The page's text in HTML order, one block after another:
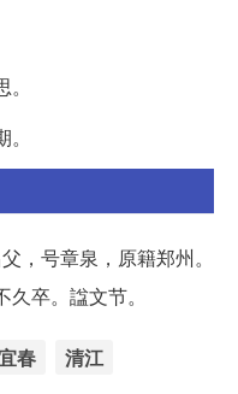
，号章泉，原籍郑州。
卒。諡文节。
春 清江